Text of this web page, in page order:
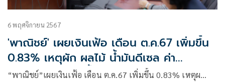
6 พฤศจิกายน 2567
'พาณิชย์' เผยเงินเฟ้อ เดือน ต.ค.67 เพิ่มขึ้น
0.83% เหตุผัก ผลไม้ น้ำมันดีเซล ค่า
ไฟฟ้า ปรับตัวสูงขึ้น
“พาณิชย์”เผยเงินเฟ้อ เดือน ต.ค.67 เพิ่มขึ้น 0.83% เหตุผ…